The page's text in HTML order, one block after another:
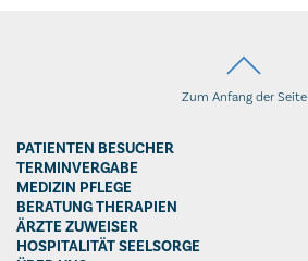
Zum Anfang der Seite
PATIENTEN BESUCHER
TERMINVERGABE
MEDIZIN PFLEGE
BERATUNG THERAPIEN
ÄRZTE ZUWEISER
HOSPITALITÄT SEELSORGE